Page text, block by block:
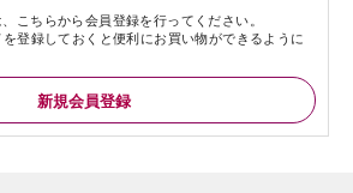
こちらから会員登録を行ってください。
登録しておくと便利にお買い物ができるように